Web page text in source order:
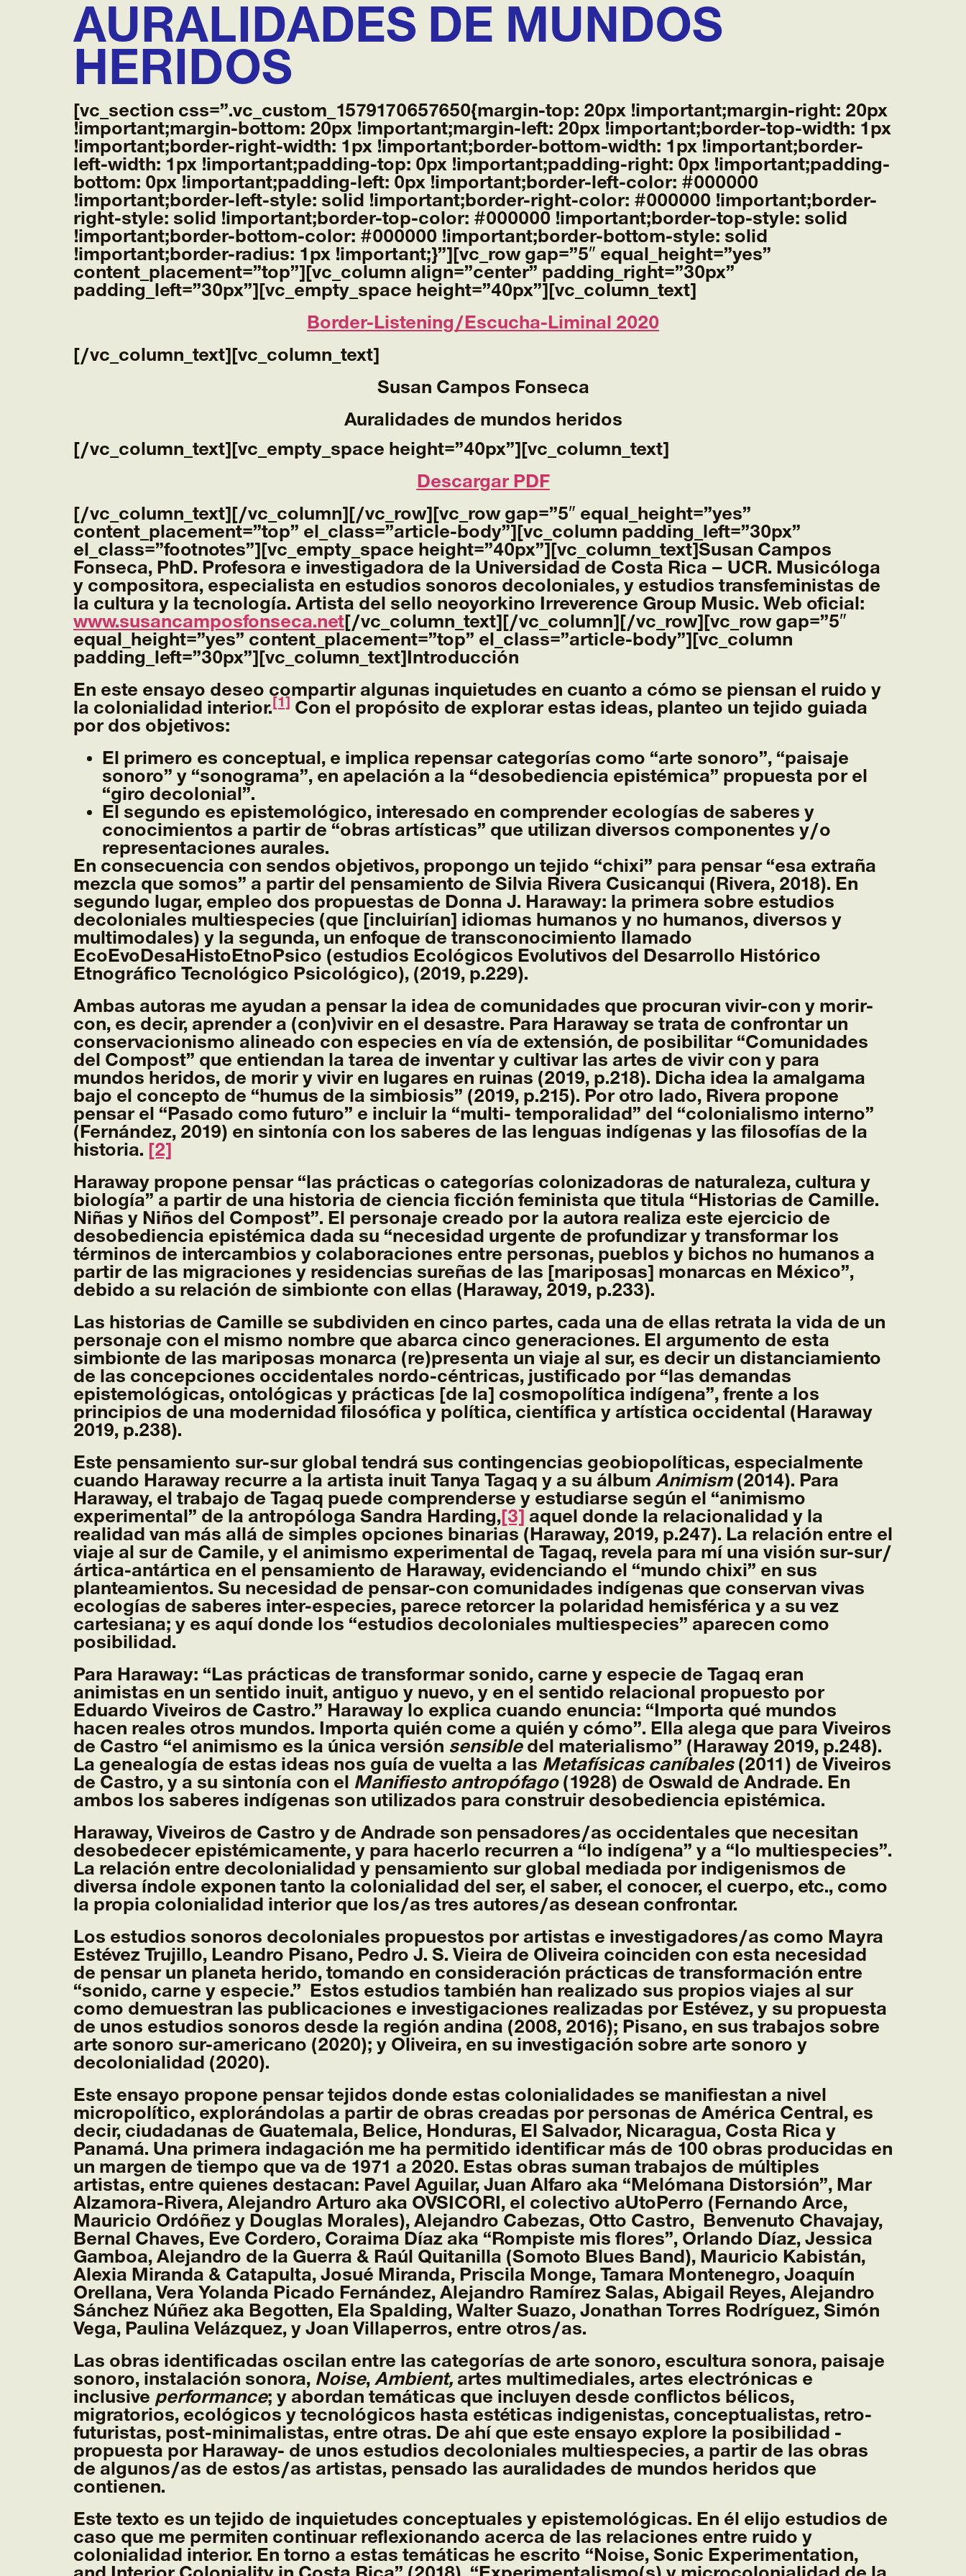
AURALIDADES DE MUNDOS
HERIDOS
[vc_section css=”.vc_custom_1579170657650{margin-top: 20px !important;margin-right: 20px
!important;margin-bottom: 20px !important;margin-left: 20px !important;border-top-width: 1px
!important;border-right-width: 1px !important;border-bottom-width: 1px !important;border-
left-width: 1px !important;padding-top: 0px !important;padding-right: 0px !important;padding-
bottom: 0px !important;padding-left: 0px !important;border-left-color: #000000
!important;border-left-style: solid !important;border-right-color: #000000 !important;border-
right-style: solid !important;border-top-color: #000000 !important;border-top-style: solid
!important;border-bottom-color: #000000 !important;border-bottom-style: solid
!important;border-radius: 1px !important;}”][vc_row gap=”5″ equal_height=”yes”
content_placement=”top”][vc_column align=”center” padding_right=”30px”
padding_left=”30px”][vc_empty_space height=”40px”][vc_column_text]
Border-Listening/Escucha-Liminal 2020
[/vc_column_text][vc_column_text]
Susan Campos Fonseca
Auralidades de mundos heridos
[/vc_column_text][vc_empty_space height=”40px”][vc_column_text]
Descargar PDF
[/vc_column_text][/vc_column][/vc_row][vc_row gap=”5″ equal_height=”yes”
content_placement=”top” el_class=”article-body”][vc_column padding_left=”30px”
el_class=”footnotes”][vc_empty_space height=”40px”][vc_column_text]Susan Campos
Fonseca, PhD. Profesora e investigadora de la Universidad de Costa Rica – UCR. Musicóloga
y compositora, especialista en estudios sonoros decoloniales, y estudios transfeministas de
la cultura y la tecnología. Artista del sello neoyorkino Irreverence Group Music. Web oficial:
www.susancamposfonseca.net[/vc_column_text][/vc_column][/vc_row][vc_row gap=”5″
equal_height=”yes” content_placement=”top” el_class=”article-body”][vc_column
padding_left=”30px”][vc_column_text] Introducción
En este ensayo deseo compartir algunas inquietudes en cuanto a cómo se piensan el ruido y
la colonialidad interior. [1] Con el propósito de explorar estas ideas, planteo un tejido guiada
por dos objetivos:
El primero es conceptual, e implica repensar categorías como “arte sonoro”, “paisaje
sonoro” y “sonograma”, en apelación a la “desobediencia epistémica” propuesta por el
“giro decolonial”.
El segundo es epistemológico, interesado en comprender ecologías de saberes y
conocimientos a partir de “obras artísticas” que utilizan diversos componentes y/o
representaciones aurales.
En consecuencia con sendos objetivos, propongo un tejido “chixi” para pensar “esa extraña
mezcla que somos” a partir del pensamiento de Silvia Rivera Cusicanqui (Rivera, 2018). En
segundo lugar, empleo dos propuestas de Donna J. Haraway: la primera sobre estudios
decoloniales multiespecies (que [incluirían] idiomas humanos y no humanos, diversos y
multimodales) y la segunda, un enfoque de transconocimiento llamado
EcoEvoDesaHistoEtnoPsico (estudios Ecológicos Evolutivos del Desarrollo Histórico
Etnográfico Tecnológico Psicológico), (2019, p.229).
Ambas autoras me ayudan a pensar la idea de comunidades que procuran vivir-con y morir-
con, es decir, aprender a (con)vivir en el desastre. Para Haraway se trata de confrontar un
conservacionismo alineado con especies en vía de extensión, de posibilitar “Comunidades
del Compost” que entiendan la tarea de inventar y cultivar las artes de vivir con y para
mundos heridos, de morir y vivir en lugares en ruinas (2019, p.218). Dicha idea la amalgama
bajo el concepto de “humus de la simbiosis” (2019, p.215). Por otro lado, Rivera propone
pensar el “Pasado como futuro” e incluir la “multi- temporalidad” del “colonialismo interno”
(Fernández, 2019) en sintonía con los saberes de las lenguas indígenas y las filosofías de la
historia. [2]
Haraway propone pensar “las prácticas o categorías colonizadoras de naturaleza, cultura y
biología” a partir de una historia de ciencia ficción feminista que titula “Historias de Camille.
Niñas y Niños del Compost”. El personaje creado por la autora realiza este ejercicio de
desobediencia epistémica dada su “necesidad urgente de profundizar y transformar los
términos de intercambios y colaboraciones entre personas, pueblos y bichos no humanos a
partir de las migraciones y residencias sureñas de las [mariposas] monarcas en México”,
debido a su relación de simbionte con ellas (Haraway, 2019, p.233).
Las historias de Camille se subdividen en cinco partes, cada una de ellas retrata la vida de un
personaje con el mismo nombre que abarca cinco generaciones. El argumento de esta
simbionte de las mariposas monarca (re)presenta un viaje al sur, es decir un distanciamiento
de las concepciones occidentales nordo-céntricas, justificado por “las demandas
epistemológicas, ontológicas y prácticas [de la] cosmopolítica indígena”, frente a los
principios de una modernidad filosófica y política, científica y artística occidental (Haraway
2019, p.238).
Este pensamiento sur-sur global tendrá sus contingencias geobiopolíticas, especialmente
cuando Haraway recurre a la artista inuit Tanya Tagaq y a su álbum Animism (2014). Para
Haraway, el trabajo de Tagaq puede comprenderse y estudiarse según el “animismo
experimental” de la antropóloga Sandra Harding,[3] aquel donde la relacionalidad y la
realidad van más allá de simples opciones binarias (Haraway, 2019, p.247). La relación entre el
viaje al sur de Camile, y el animismo experimental de Tagaq, revela para mí una visión sur-sur/
ártica-antártica en el pensamiento de Haraway, evidenciando el “mundo chixi” en sus
planteamientos. Su necesidad de pensar-con comunidades indígenas que conservan vivas
ecologías de saberes inter-especies, parece retorcer la polaridad hemisférica y a su vez
cartesiana; y es aquí donde los “estudios decoloniales multiespecies” aparecen como
posibilidad.
Para Haraway: “Las prácticas de transformar sonido, carne y especie de Tagaq eran
animistas en un sentido inuit, antiguo y nuevo, y en el sentido relacional propuesto por
Eduardo Viveiros de Castro.” Haraway lo explica cuando enuncia: “Importa qué mundos
hacen reales otros mundos. Importa quién come a quién y cómo”. Ella alega que para Viveiros
de Castro “el animismo es la única versión sensible del materialismo” (Haraway 2019, p.248).
La genealogía de estas ideas nos guía de vuelta a las Metafísicas caníbales (2011) de Viveiros
de Castro, y a su sintonía con el Manifiesto antropófago(1928) de Oswald de Andrade. En
ambos los saberes indígenas son utilizados para construir desobediencia epistémica.
Haraway, Viveiros de Castro y de Andrade son pensadores/as occidentales que necesitan
desobedecer epistémicamente, y para hacerlo recurren a “lo indígena” y a “lo multiespecies”.
La relación entre decolonialidad y pensamiento sur global mediada por indigenismos de
diversa índole exponen tanto la colonialidad del ser, el saber, el conocer, el cuerpo, etc., como
la propia colonialidad interior que los/as tres autores/as desean confrontar.
Los estudios sonoros decoloniales propuestos por artistas e investigadores/as como Mayra
Estévez Trujillo, Leandro Pisano, Pedro J. S. Vieira de Oliveira coinciden con esta necesidad
de pensar un planeta herido, tomando en consideración prácticas de transformación entre
“sonido, carne y especie.” Estos estudios también han realizado sus propios viajes al sur
como demuestran las publicaciones e investigaciones realizadas por Estévez, y su propuesta
de unos estudios sonoros desde la región andina (2008, 2016); Pisano, en sus trabajos sobre
arte sonoro sur-americano (2020); y Oliveira, en su investigación sobre arte sonoro y
decolonialidad (2020).
Este ensayo propone pensar tejidos donde estas colonialidades se manifiestan a nivel
micropolítico, explorándolas a partir de obras creadas por personas de América Central, es
decir, ciudadanas de Guatemala, Belice, Honduras, El Salvador, Nicaragua, Costa Rica y
Panamá. Una primera indagación me ha permitido identificar más de 100 obras producidas en
un margen de tiempo que va de 1971 a 2020. Estas obras suman trabajos de múltiples
artistas, entre quienes destacan: Pavel Aguilar, Juan Alfaro aka “Melómana Distorsión”, Mar
Alzamora-Rivera, Alejandro Arturo aka OVSICORI, el colectivo aUtoPerro (Fernando Arce,
Mauricio Ordóñez y Douglas Morales), Alejandro Cabezas, Otto Castro, Benvenuto Chavajay,
Bernal Chaves, Eve Cordero, Coraima Díaz aka “Rompiste mis flores”, Orlando Díaz, Jessica
Gamboa, Alejandro de la Guerra & Raúl Quitanilla (Somoto Blues Band), Mauricio Kabistán,
Alexia Miranda & Catapulta, Josué Miranda, Priscila Monge, Tamara Montenegro, Joaquín
Orellana, Vera Yolanda Picado Fernández, Alejandro Ramírez Salas, Abigail Reyes, Alejandro
Sánchez Núñez aka Begotten, Ela Spalding, Walter Suazo, Jonathan Torres Rodríguez, Simón
Vega, Paulina Velázquez, y Joan Villaperros, entre otros/as.
Las obras identificadas oscilan entre las categorías de arte sonoro, escultura sonora, paisaje
sonoro, instalación sonora, Noise, Ambient, artes multimediales, artes electrónicas e
inclusive performance; y abordan temáticas que incluyen desde conflictos bélicos,
migratorios, ecológicos y tecnológicos hasta estéticas indigenistas, conceptualistas, retro-
futuristas, post-minimalistas, entre otras. De ahí que este ensayo explore la posibilidad -
propuesta por Haraway- de unos estudios decoloniales multiespecies, a partir de las obras
de algunos/as de estos/as artistas, pensado las auralidades de mundos heridos que
contienen.
Este texto es un tejido de inquietudes conceptuales y epistemológicas. En él elijo estudios de
caso que me permiten continuar reflexionando acerca de las relaciones entre ruido y
colonialidad interior. En torno a estas temáticas he escrito “Noise, Sonic Experimentation,